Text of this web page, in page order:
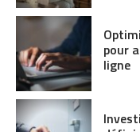
pour
ligne